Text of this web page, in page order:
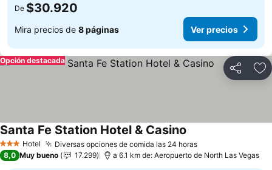
De $30.920
Mira precios de 8 páginas Ver precios
Compartir
Opción destacada
3 Estrellas
Hotel Diversas opciones de comida las 24 horasVer precios
Santa Fe Station Hotel & Casino
8,0 Muy bueno 17.299 a 6.1 km de: Aeropuerto de North Las Vegas